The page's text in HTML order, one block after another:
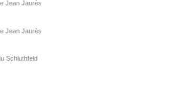
Jean Jaurès
Jean Jaurès
Schluthfeld